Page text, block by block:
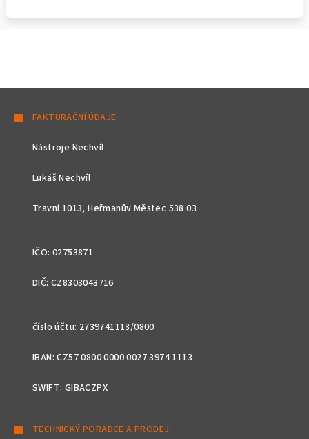
FAKTURAČNÍ ÚDAJE
Nástroje Nechvíl
Lukáš Nechvíl
Travní 1013, Heřmanův Městec 538 03
IČO: 02753871
DIČ: CZ8303043716
číslo účtu: 2739741113/0800
IBAN: CZ57 0800 0000 0027 3974 1113
SWIFT: GIBACZPX
TECHNICKÝ PORADCE A PRODEJ